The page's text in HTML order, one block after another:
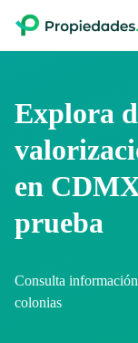
Explora
en
prueba
Consulta
colonias